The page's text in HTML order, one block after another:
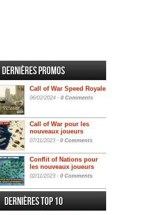
Dernières promos
Call of War Speed Royale
06/02/2024 - 0 Comments
Call of War pour les
nouveaux joueurs
07/11/2023 - 0 Comments
Conflit of Nations pour
les nouveaux joueurs
02/11/2023 - 0 Comments
Dernières Top 10